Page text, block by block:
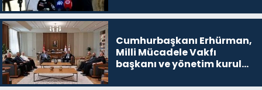
Cumhurbaşkanı Erhürman,
Milli Mücadele Vakfı
başkanı ve yönetim kurulu